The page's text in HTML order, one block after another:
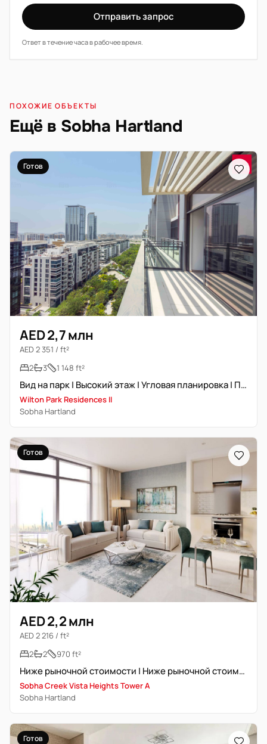
Отправить запрос
Ответ в течение часа в рабочее время.
ПОХОЖИЕ ОБЪЕКТЫ
Ещё в Sobha Hartland
Готов
AED 2,7 млн
AED 2 351 / ft²
2
3 1 148 ft²
Вид на парк | Высокий этаж | Угловая планировка | Просторная
Wilton Park Residences II
Sobha Hartland
Готов
AED 2,2 млн
AED 2 216 / ft²
2
2 970 ft²
Ниже рыночной стоимости | Ниже рыночной стоимости
Sobha Creek Vista Heights Tower A
Sobha Hartland
Готов